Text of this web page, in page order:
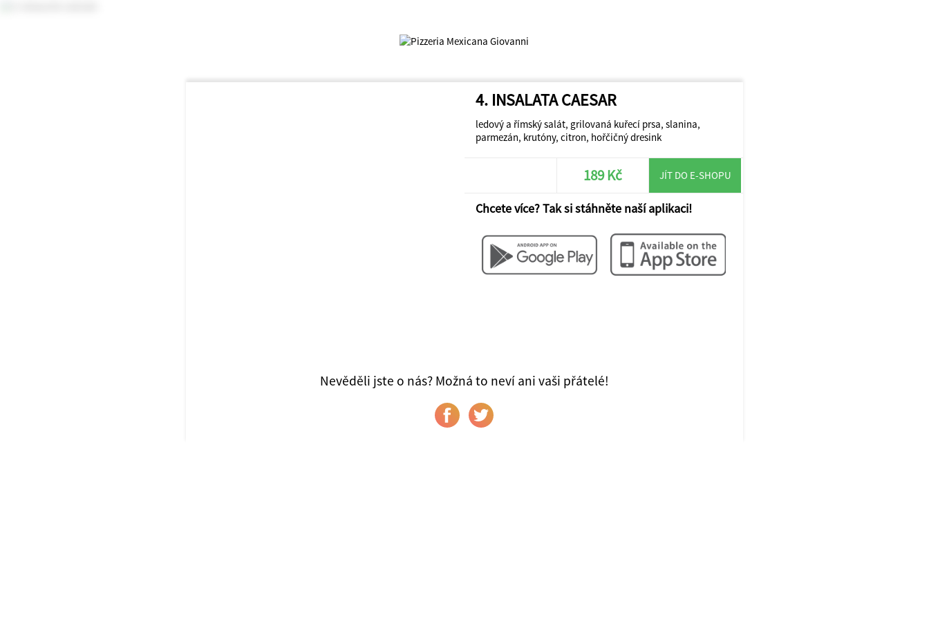
4. INSALATA CAESAR
ledový a římský salát, grilovaná kuřecí prsa, slanina,
parmezán, krutóny, citron, hořčičný dresink
189 Kč JÍT DO E-SHOPU
Chcete více? Tak si stáhněte naší aplikaci!
Nevěděli jste o nás? Možná to neví ani vaši přátelé!